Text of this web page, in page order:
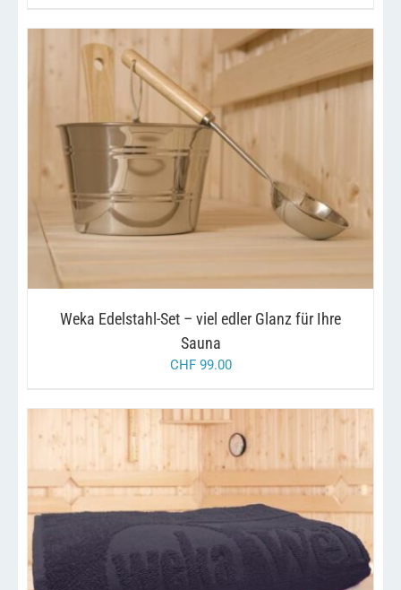
IN DEN WARENKORB DETAILS
Weka Edelstahl-Set – viel edler Glanz für Ihre
Sauna
CHF99.00
DIESESDETAILS